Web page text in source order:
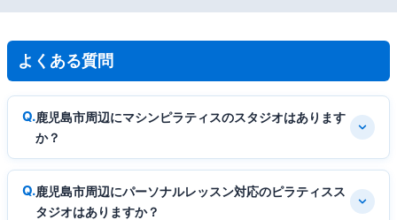
よくある質問
鹿児島市周辺にマシンピラティスのスタジオはあります
か？
鹿児島市周辺にパーソナルレッスン対応のピラティスス
タジオはありますか？